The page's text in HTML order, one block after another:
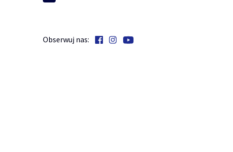
Obserwuj nas: